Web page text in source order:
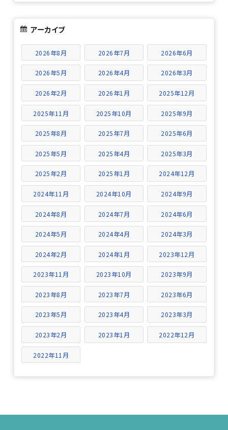
アーカイブ
2026年8月 2026年7月 2026年6月
2026年5月 2026年4月 2026年3月
2026年2月 2026年1月 2025年12月
2025年11月 2025年10月 2025年9月
2025年8月 2025年7月 2025年6月
2025年5月 2025年4月 2025年3月
2025年2月 2025年1月 2024年12月
2024年11月 2024年10月 2024年9月
2024年8月 2024年7月 2024年6月
2024年5月 2024年4月 2024年3月
2024年2月 2024年1月 2023年12月
2023年11月 2023年10月 2023年9月
2023年8月 2023年7月 2023年6月
2023年5月 2023年4月 2023年3月
2023年2月 2023年1月 2022年12月
2022年11月